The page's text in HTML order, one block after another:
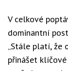
V celkové
dominantní
„Stále platí, že
přinášet